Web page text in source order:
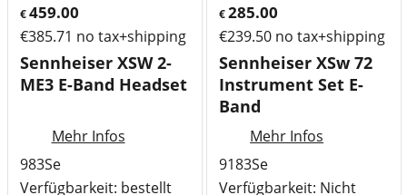
€459.00
€385.71 no tax+shipping
Sennheiser XSW 2-
ME3 E-Band Headset
Mehr Infos
983Se
Verfügbarkeit: bestellt
€285.00
€239.50 no tax+shipping
Sennheiser XSw 72
Instrument Set E-
Band
Mehr Infos
9183Se
Verfügbarkeit: Nicht